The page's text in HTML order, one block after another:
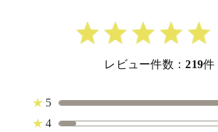
レビュー件数：219件
★ 5
★ 4